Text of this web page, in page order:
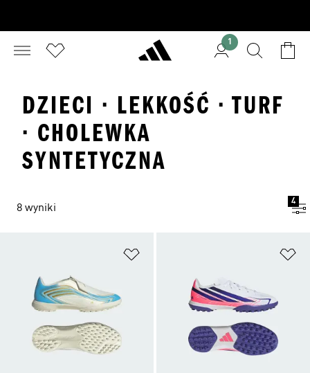
1
DZIECI · LEKKOŚĆ · TURF
· CHOLEWKA
SYNTETYCZNA
8 wyniki
4